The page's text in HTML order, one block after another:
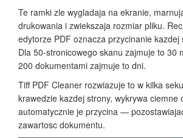
Te ramki zle wygladaja na ekranie,
drukowania i zwiekszaja rozmiar pliku.
edytorze PDF oznacza przycinanie kazdej
Dla 50-stronicowego skanu zajmuje to 30
200 dokumentami zajmuje to dni.
Tiff PDF Cleaner rozwiazuje to w kilka
krawedzie kazdej strony, wykrywa ciemne
automatycznie je przycina —
zawartosc dokumentu.